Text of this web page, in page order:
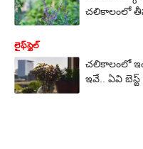
చలికాలంలో
లైఫ్‌స్టైల్‌
చలికాలంలో
ఇవే.. ఏవి